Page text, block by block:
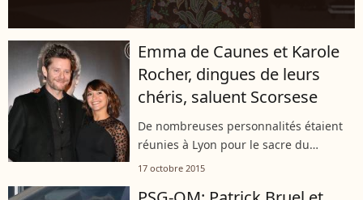
Emma de Caunes et Karole
Rocher, dingues de leurs
chéris, saluent Scorsese
De nombreuses personnalités étaient
réunies à Lyon pour le sacre du
réalisateur américain.
17 octobre 2015